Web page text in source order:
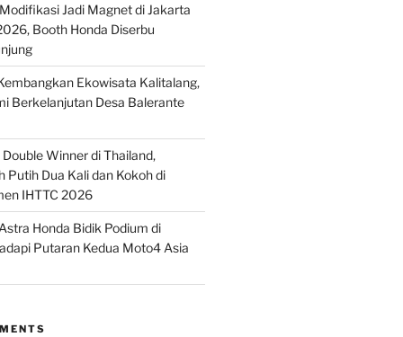
Jadi Magnet di Jakarta
Booth Honda Diserbu
Ekowisata Kalitalang,
Berkelanjutan Desa Balerante
Winner di Thailand,
Putih Dua Kali dan Kokoh di
IHTTC 2026
Honda Bidik Podium di
Putaran Kedua Moto4 Asia